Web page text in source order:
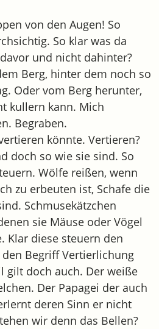
von den Augen! So
So klar was da
und nicht dahinter?
Berg, hinter dem noch so
Oder vom Berg herunter,
kullern kann. Mich
Begraben.
könnte. Vertieren?
doch so wie sie sind. So
Wölfe reißen, wenn
zu erbeuten ist, Schafe die
Schmusekätzchen
sie Mäuse oder Vögel
Klar diese steuern den
Begriff Vertierlichung
gilt doch auch. Der weiße
Der Papagei der auch
deren Sinn er nicht
wir denn das Bellen?